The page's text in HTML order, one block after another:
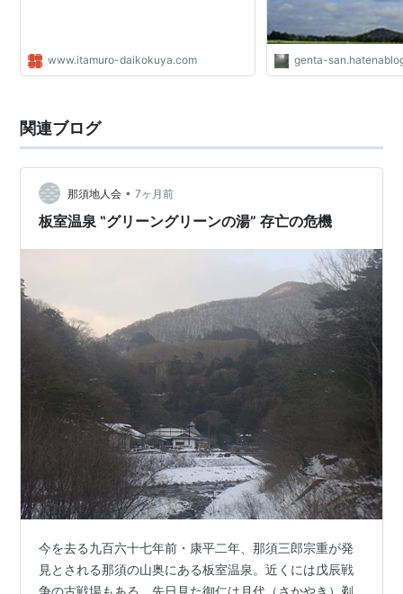
www.itamuro-daikokuya.com genta-
関連ブログ
那須地人会 • 7ヶ月前
板室温泉 ‟グリーングリーンの湯” 存亡の危機
今を去る九百六十七年前・康平二年、那須三郎宗重が発
見とされる那須の山奥にある板室温泉。近くには戊辰戦